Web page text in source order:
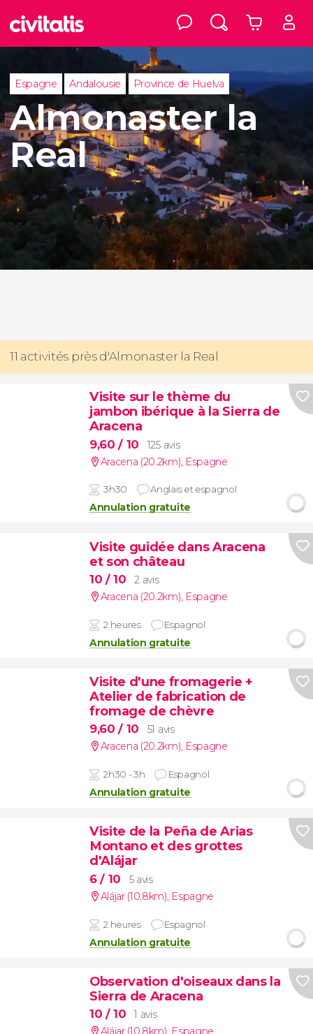
Espagne Andalousie Province de Huelva
Almonaster la
Real
11 activités près d'Almonaster la Real
Visite sur le thème du
jambon ibérique à la Sierra de
Aracena
9,60/ 10
125 avis
Aracena (20.2km) Espagne
3h30 Anglais et espagnol
Annulation gratuite
Visite guidée dans Aracena
et son château
10 / 10
2 avis
Aracena (20.2km), Espagne
2 heures Espagnol
Annulation gratuite
Visite d'une fromagerie +
Atelier de fabrication de
fromage de chèvre
9,60/ 10
51 avis
Aracena (20.2km), Espagne
2h30 - 3h Espagnol
Annulation gratuite
Visite de la Peña de Arias
Montano et des grottes
d'Alájar
6/ 10
5 avis
Alájar (10.8km), Espagne
2 heures Espagnol
Annulation gratuite
Observation d'oiseaux dans la
Sierra de Aracena
10 / 10
1 avis